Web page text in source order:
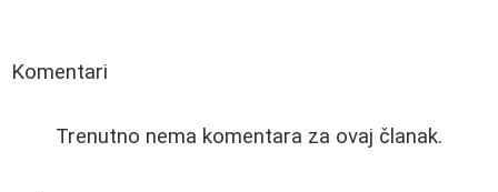
Komentari
Trenutno nema komentara za ovaj članak.